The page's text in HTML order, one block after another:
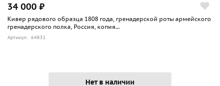
34 000 ₽
Кивер рядового образца 1808 года, гренадерской роты армейского
гренадерского полка, Россия, копия...
Артикул: 64831
Нет в наличии